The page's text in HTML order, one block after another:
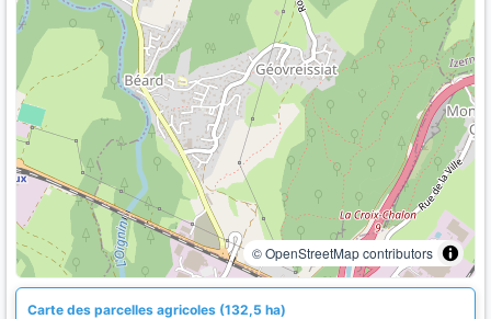
© OpenStreetMap contributors
Carte des parcelles agricoles (132,5 ha)